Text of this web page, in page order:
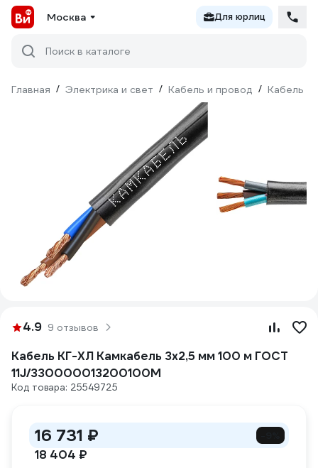
Москва Для юрлиц
Поиск в каталоге
Главная / Электрика и свет / Кабель и провод / Кабель КГ
4.9 9 отзывов
Кабель КГ-ХЛ Камкабель 3x2,5 мм 100 м ГОСТ
11J/330000013200100М
Код товара: 25549725
16 731 ₽
18 404 ₽